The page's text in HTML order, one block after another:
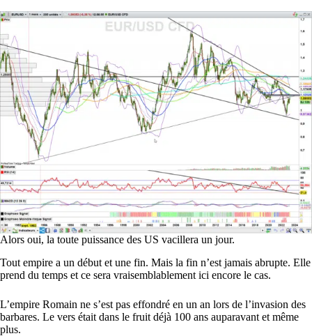
Alors oui, la toute puissance des US vacillera un jour.
Tout empire a un début et une fin. Mais la fin n’est jamais abrupte. Elle
prend du temps et ce sera vraisemblablement ici encore le cas.
L’empire Romain ne s’est pas effondré en un an lors de l’invasion des
barbares. Le vers était dans le fruit déjà 100 ans auparavant et même
plus.